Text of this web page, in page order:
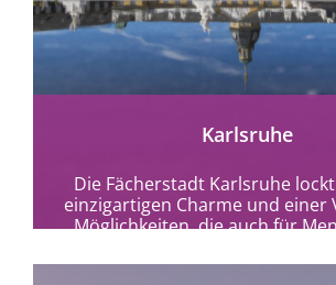
mehr erfahren
Karlsruhe
Die Fächerstadt Karlsruhe
einzigartigen Charme und einer
Möglichkeiten, die auch für